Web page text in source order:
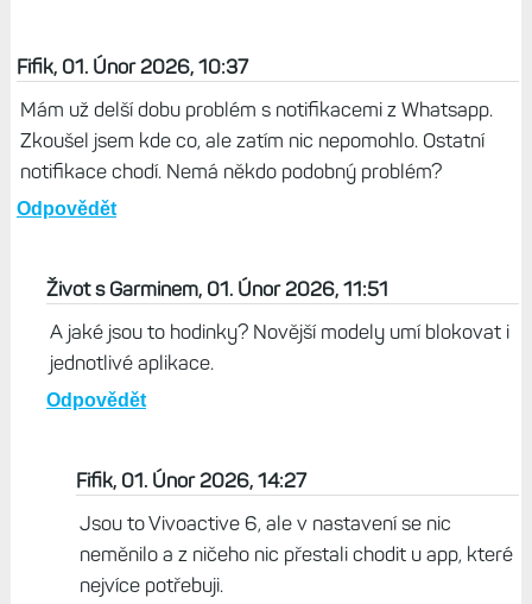
G44, 01. Únor 2026, 22:01
Nejpodřadnější komentář, co jsem četl. A to mám
Odpovědět
Fifik, 01. Únor 2026, 10:37
Mám už delší dobu problém s notifikacemi z Whatsapp.
notifikace chodí. Nemá někdo podobný problém?
Život s Garminem, 01. Únor 2026, 11:51